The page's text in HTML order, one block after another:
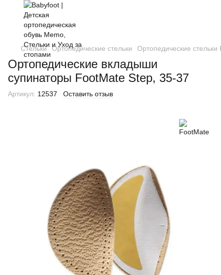
Стельки Ортопедические стельки Ортопедические стельки
Ортопедические вкладыши
супинаторы FootMate Step, 35-37
Артикул: 12537 Оставить отзыв